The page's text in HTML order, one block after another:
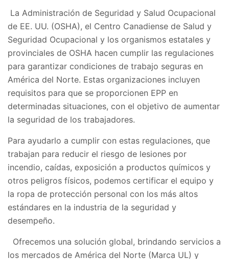
La Administración de Seguridad y Salud Ocupacional
de EE. UU. (OSHA), el Centro Canadiense de Salud y
Seguridad Ocupacional y los organismos estatales y
provinciales de OSHA hacen cumplir las regulaciones
para garantizar condiciones de trabajo seguras en
América del Norte. Estas organizaciones incluyen
requisitos para que se proporcionen EPP en
determinadas situaciones, con el objetivo de aumentar
la seguridad de los trabajadores.
Para ayudarlo a cumplir con estas regulaciones, que
trabajan para reducir el riesgo de lesiones por
incendio, caídas, exposición a productos químicos y
otros peligros físicos, podemos certificar el equipo y
la ropa de protección personal con los más altos
estándares en la industria de la seguridad y
desempeño.
Ofrecemos una solución global, brindando servicios a
los mercados de América del Norte (Marca UL) y